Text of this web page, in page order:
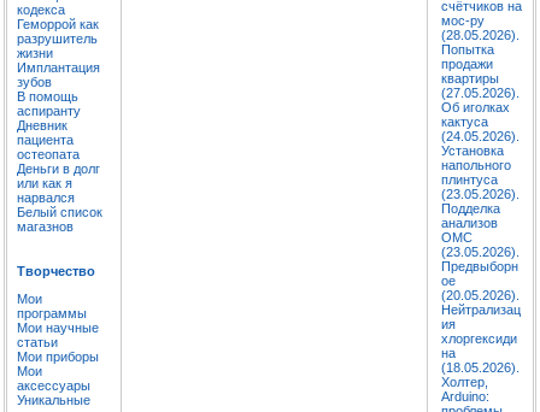
кодекса
Геморрой как
разрушитель
жизни
Имплантация
зубов
В помощь
аспиранту
Дневник
пациента
остеопата
Деньги в долг
или как я
нарвался
Белый список
магазнов
Творчество
Мои
программы
Мои научные
статьи
Мои приборы
Мои
аксессуары
Уникальные
счётчиков на
мос-ру
(28.05.2026).
Попытка
продажи
квартиры
(27.05.2026).
Об иголках
кактуса
(24.05.2026).
Установка
напольного
плинтуса
(23.05.2026).
Подделка
анализов
ОМС
(23.05.2026).
Предвыборн
ое
(20.05.2026).
Нейтрализац
ия
хлоргексиди
на
(18.05.2026).
Холтер,
Arduino: